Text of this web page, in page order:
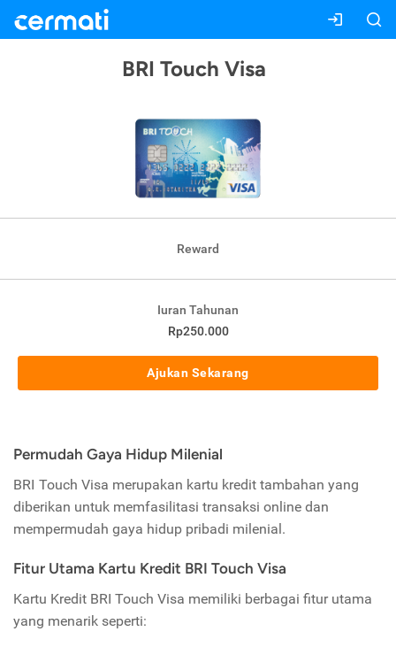
BRI Touch Visa
Reward
Iuran Tahunan
Rp250.000
Ajukan Sekarang
Permudah Gaya Hidup Milenial
BRI Touch Visa merupakan kartu kredit tambahan yang
diberikan untuk memfasilitasi transaksi online dan
mempermudah gaya hidup pribadi milenial.
Fitur Utama Kartu Kredit BRI Touch Visa
Kartu Kredit BRI Touch Visa memiliki berbagai fitur utama
yang menarik seperti: